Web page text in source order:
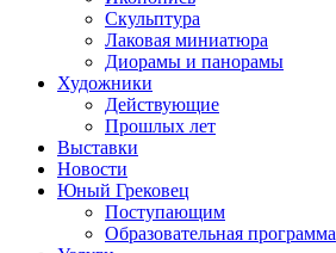
Скульптура
Лаковая миниатюра
Диорамы и панорамы
Художники
Действующие
Прошлых лет
Выставки
Новости
Юный Грековец
Поступающим
Образовательная программа